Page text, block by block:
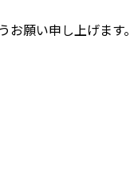
願い申し上げます。